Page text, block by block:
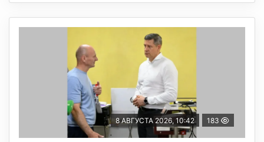
8 АВГУСТА 2026, 10:42 183